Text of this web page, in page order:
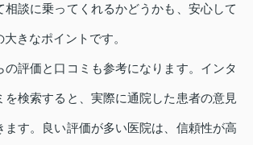
相談に乗ってくれるかどうかも、安心して
きなポイントです。
の評価と口コミも参考になります。インタ
を検索すると、実際に通院した患者の意見
ます。良い評価が多い医院は、信頼性が高